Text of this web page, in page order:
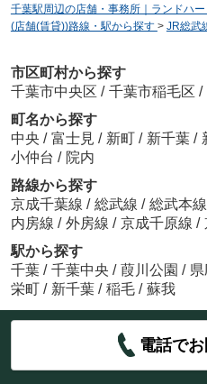
千葉駅周辺の店舗・事務所｜ランドハ
(店舗(賃貸))路線・駅から探す > JR総武
市区町村から探す
千葉市中央区 / 千葉市稲毛区 /
町名から探す
中央 / 富士見 / 新町 / 新千葉 /
小仲台 / 院内
路線から探す
京成千葉線 / 総武線 / 総武本線
内房線 / 外房線 / 京成千原線 /
駅から探す
千葉 / 千葉中央 / 葭川公園 /
栄町 / 新千葉 / 稲毛 / 蘇我
電話で